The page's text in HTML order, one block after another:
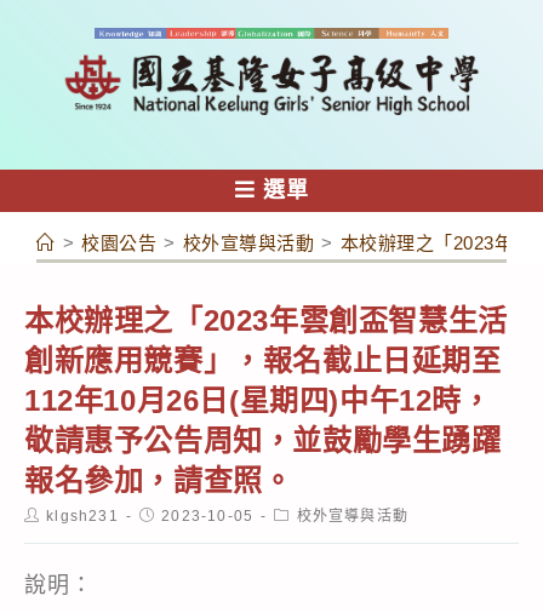
容
選單
> 校園公告 > 校外宣導與活動 > 本校辦理之「2023年雲
本校辦理之「2023年雲創盃智慧生活
創新應用競賽」，報名截止日延期至
112年10月26日(星期四)中午12時，
敬請惠予公告周知，並鼓勵學生踴躍
報名參加，請查照。
Postklgsh231
Post2023-10-05
Post校外宣導與活動
說明：